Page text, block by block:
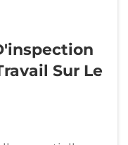
Sur Le